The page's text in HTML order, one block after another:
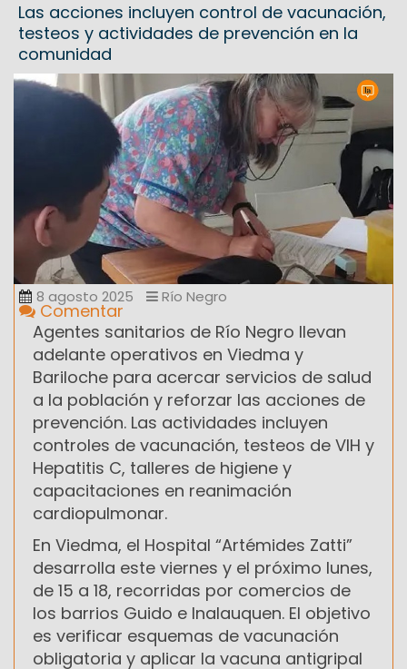
Las acciones incluyen control de vacunación,
testeos y actividades de prevención en la
comunidad
8 agosto 2025 Río Negro
Comentar
Agentes sanitarios de Río Negro llevan
adelante operativos en Viedma y
Bariloche para acercar servicios de salud
a la población y reforzar las acciones de
prevención. Las actividades incluyen
controles de vacunación, testeos de VIH y
Hepatitis C, talleres de higiene y
capacitaciones en reanimación
cardiopulmonar.
En Viedma, el Hospital “Artémides Zatti”
desarrolla este viernes y el próximo lunes,
de 15 a 18, recorridas por comercios de
los barrios Guido e Inalauquen. El objetivo
es verificar esquemas de vacunación
obligatoria y aplicar la vacuna antigripal